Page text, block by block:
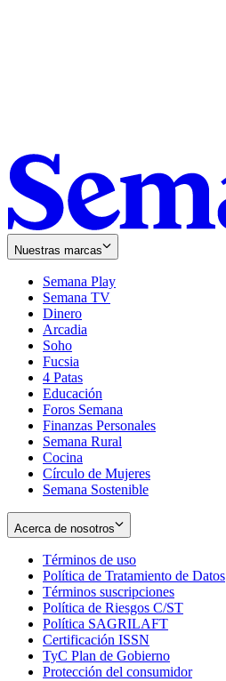
Nuestras marcas
Semana Play
Semana TV
Dinero
Arcadia
Soho
in
new
window
Fucsia
in
new
window
4 Patas
Educación
Foros Semana
Finanzas Personales
Semana Rural
Cocina
Círculo de Mujeres
Semana Sostenible
Acerca de nosotros
Términos de uso
in
new
window
Política de Tratamiento de Datos
Términos suscripciones
in
Política de Riesgos C/ST
Política SAGRILAFT
new
window
Certificación ISSN
in
new
TyC Plan de Gobierno
in
Protección del consumidorOpens